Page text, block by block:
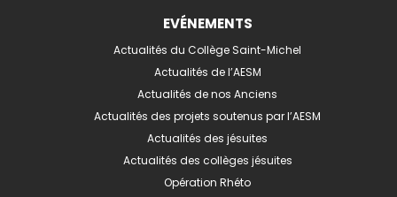
EVÉNEMENTS
Actualités du Collège Saint-Michel
Actualités de l’AESM
Actualités de nos Anciens
Actualités des projets soutenus par l’AESM
Actualités des jésuites
Actualités des collèges jésuites
Opération Rhéto